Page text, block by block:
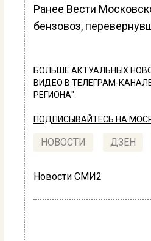
Ранее Вести
бензовоз,
БОЛЬШЕ АКТУАЛЬНЫХ
ВИДЕО В ТЕЛЕГРАМ-
РЕГИОНА".
ПОДПИСЫВАЙТЕСЬ НА
НОВОСТИ ДЗЕН
Новости СМИ2